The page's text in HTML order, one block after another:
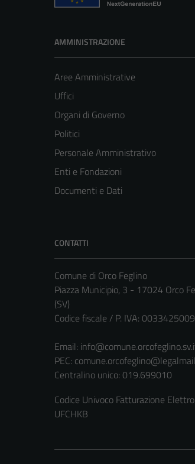
AMMINISTRAZIONE
Aree Amministrative
Uffici
Organi di Governo
Politici
Personale Amministrativo
Enti e Fondazioni
Documenti e Dati
CONTATTI
Comune di Orco Feglino
Piazza Municipio, 3 - 17024 Orco
(SV)
Codice fiscale / P. IVA:
Email:
PEC:
Centralino unico: 019.699010
Codice Univoco Fatturazione
UFCHKB